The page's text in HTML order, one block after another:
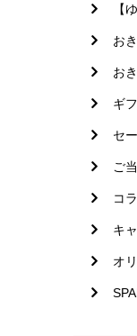
【
お
お
ギ
セ
ご
コ
キ
オ